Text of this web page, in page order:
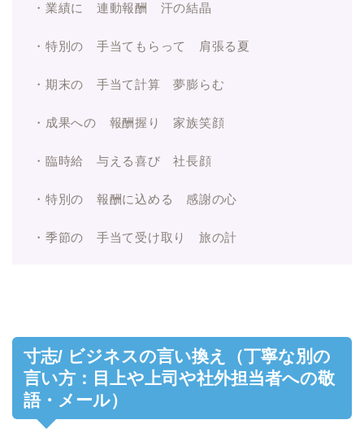
・業績に 連動報酬 汗の結晶
・特別の 手当てもらって 肩張る夏
・期末の 手当て計算 夢膨らむ
・成果への 報酬握り 家族笑顔
・臨時給 与える喜び 社長顔
・特別の 報酬に込める 感謝の心
・季節の 手当て受け取り 旅の計
寸志/ ビジネスの言い換え（丁寧な別の
言い方：目上や上司や社外担当者への敬
語・メール）